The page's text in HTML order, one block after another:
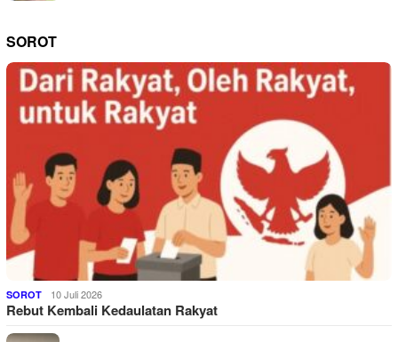
SOROT
SOROT 10 Juli 2026
Rebut Kembali Kedaulatan Rakyat